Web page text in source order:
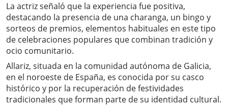
La actriz señaló que la experiencia fue positiva,
destacando la presencia de una charanga, un bingo y
sorteos de premios, elementos habituales en este tipo
de celebraciones populares que combinan tradición y
ocio comunitario.
Allariz, situada en la comunidad autónoma de Galicia,
en el noroeste de España, es conocida por su casco
histórico y por la recuperación de festividades
tradicionales que forman parte de su identidad cultural.